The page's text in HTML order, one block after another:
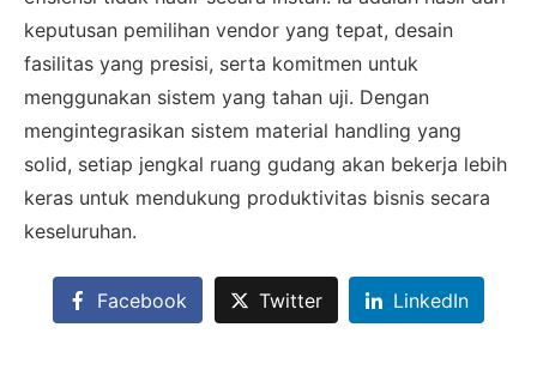
keputusan pemilihan vendor yang tepat, desain
fasilitas yang presisi, serta komitmen untuk
menggunakan sistem yang tahan uji. Dengan
mengintegrasikan sistem material handling yang
solid, setiap jengkal ruang gudang akan bekerja lebih
keras untuk mendukung produktivitas bisnis secara
keseluruhan.
Facebook Twitter LinkedIn
Konsultasikan kebutuhan proyek Anda, dapatkan
Admin 1
CHAT